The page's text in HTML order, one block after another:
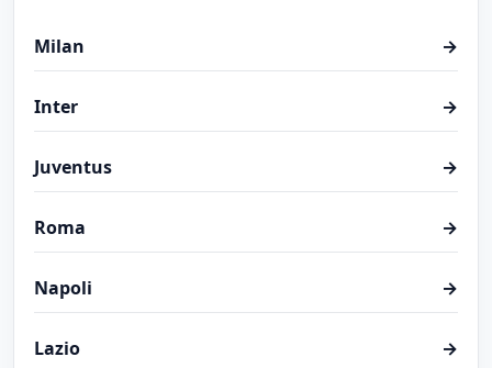
Milan →
Inter →
Juventus →
Roma →
Napoli →
Lazio →